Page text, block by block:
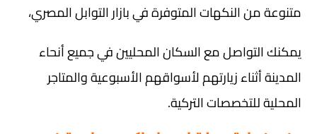
متنوعة من النكهات المتوفرة في بازار التوابل المصري،
يمكنك التواصل مع السكان المحليين في جميع أنحاء
المدينة أثناء زيارتهم لأسواقهم الأسبوعية والمتاجر
المحلية للتخصصات التركية.